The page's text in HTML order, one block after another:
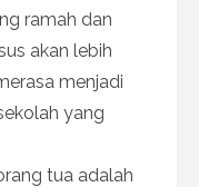
ramah dan
akan lebih
menjadi
yang
tua adalah